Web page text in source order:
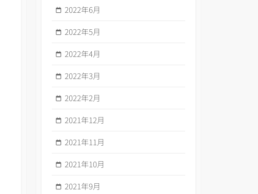
2022年6月
2022年5月
2022年4月
2022年3月
2022年2月
2021年12月
2021年11月
2021年10月
2021年9月